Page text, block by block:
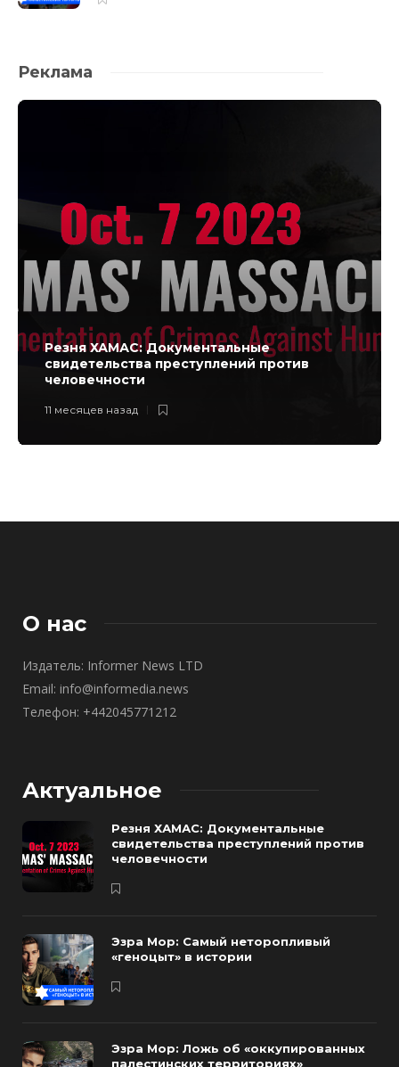
Реклама
Резня ХАМАС: Документальные
свидетельства преступлений против
человечности
11 месяцев назад
О нас
Издатель: Informer News LTD
Email: info@informedia.news
Телефон: +442045771212
Актуальное
Резня ХАМАС: Документальные
свидетельства преступлений против
человечности
Эзра Мор: Самый неторопливый
«геноцыт» в истории
Эзра Мор: Ложь об «оккупированных
палестинских территориях»